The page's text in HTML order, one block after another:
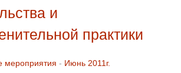
и
практики
мероприятия - Июнь 2011г.